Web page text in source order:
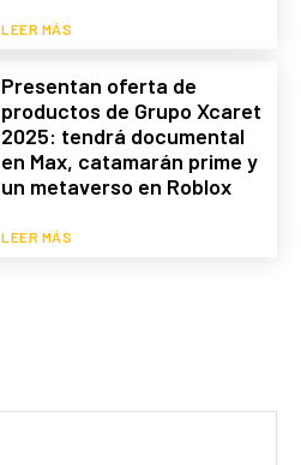
LEER MÁS
Presentan oferta de
productos de Grupo Xcaret
2025: tendrá documental
en Max, catamarán prime y
un metaverso en Roblox
LEER MÁS